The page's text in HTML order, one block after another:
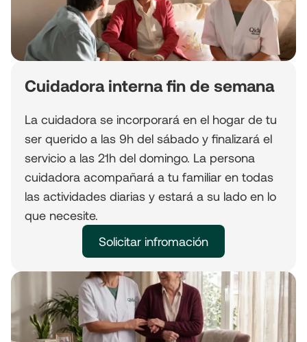
Cuidadora interna fin de semana
La cuidadora se incorporará en el hogar de tu
ser querido a las 9h del sábado y finalizará el
servicio a las 21h del domingo. La persona
cuidadora acompañará a tu familiar en todas
las actividades diarias y estará a su lado en lo
que necesite.
Solicitar infromación